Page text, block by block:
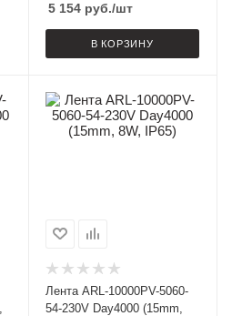
5 154руб./шт
В КОРЗИНУ
Лента ARL-10000PV-5060-
54-230V Day4000 (15mm,